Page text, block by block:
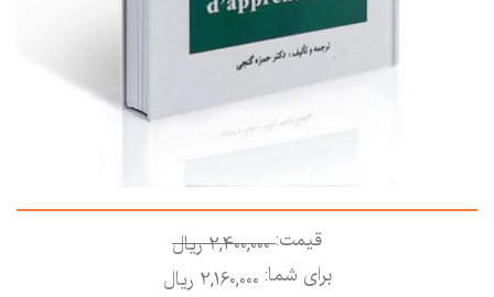
قیمت:2,400,000 ريال
برای شما: 2,160,000 ريال